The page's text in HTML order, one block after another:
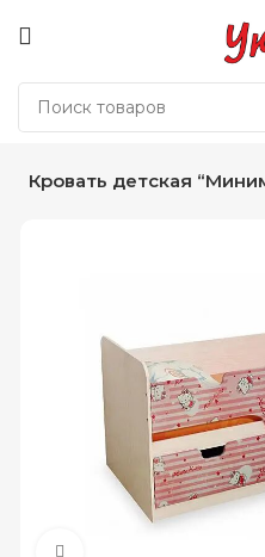
Кровать детская